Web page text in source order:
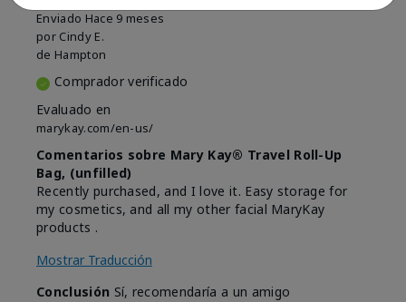
Enviado Hace 9 meses
por Cindy E.
de Hampton
Comprador verificado
Evaluado en
marykay.com/en-us/
Comentarios sobre Mary Kay® Travel Roll-Up
Bag, (unfilled)
Recently purchased, and I love it. Easy storage for
my cosmetics, and all my other facial MaryKay
products .
Mostrar Traducción
Conclusión Sí, recomendaría a un amigo